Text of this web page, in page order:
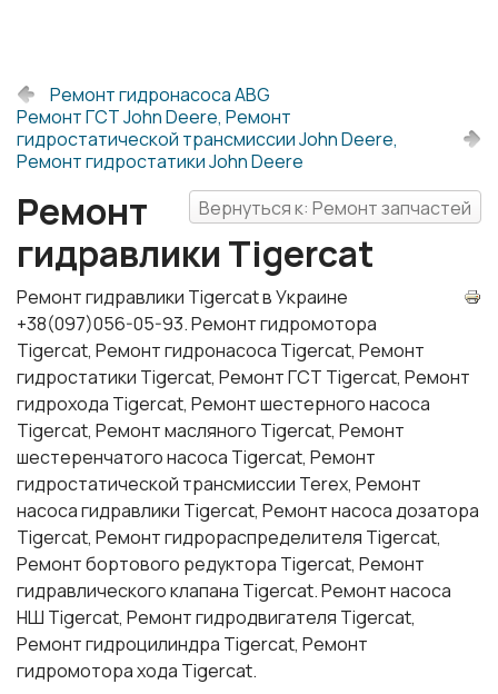
Ремонт гидронасоса ABG
Ремонт ГСТ John Deere, Ремонт
гидростатической трансмиссии John Deere,
Ремонт гидростатики John Deere
Вернуться к: Ремонт запчастей
Ремонт
гидравлики Tigercat
Ремонт гидравлики Tigercat в Украине
+38(097)056-05-93. Ремонт гидромотора
Tigercat, Ремонт гидронасоса Tigercat, Ремонт
гидростатики Tigercat, Ремонт ГСТ Tigercat, Ремонт
гидрохода Tigercat, Ремонт шестерного насоса
Tigercat, Ремонт масляного Tigercat, Ремонт
шестеренчатого насоса Tigercat, Ремонт
гидростатической трансмиссии Terex, Ремонт
насоса гидравлики Tigercat, Ремонт насоса дозатора
Tigercat, Ремонт гидрораспределителя Tigercat,
Ремонт бортового редуктора Tigercat, Ремонт
гидравлического клапана Tigercat. Ремонт насоса
НШ Tigercat, Ремонт гидродвигателя Tigercat,
Ремонт гидроцилиндра Tigercat, Ремонт
гидромотора хода Tigercat.